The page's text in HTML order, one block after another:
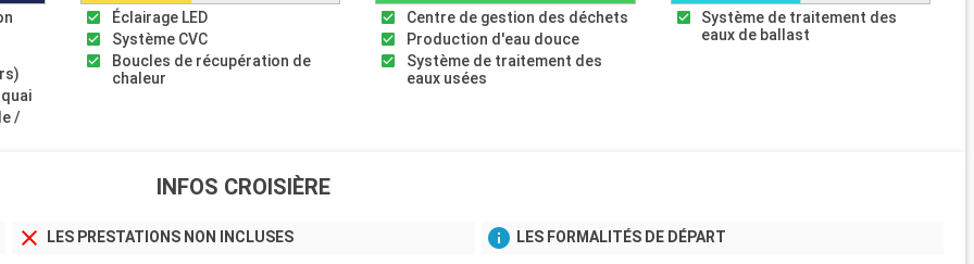
/
Éclairage LED
Système CVC
Boucles de récupération de
chaleur
Centre de gestion des déchets
Production d'eau douce
Système de traitement des
eaux usées
Système de traitement des
eaux de ballast
INFOS CROISIÈRE
LES PRESTATIONS NON INCLUSES LES FORMALITÉS DE DÉPART